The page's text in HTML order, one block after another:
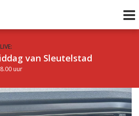
van Sleutelstad
uur